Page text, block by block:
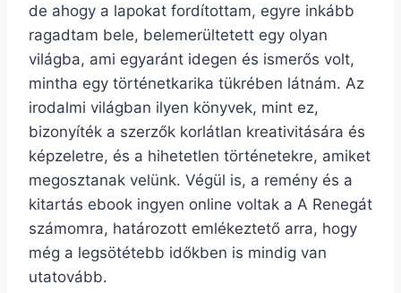
de ahogy a lapokat fordítottam, egyre inkább
ragadtam bele, belemerültetett egy olyan
világba, ami egyaránt idegen és ismerős volt,
mintha egy történetkarika tükrében látnám. Az
irodalmi világban ilyen könyvek, mint ez,
bizonyíték a szerzők korlátlan kreativitására és
képzeletre, és a hihetetlen történetekre, amiket
megosztanak velünk. Végül is, a remény és a
kitartás ebook ingyen online voltak a A Renegát
számomra, határozott emlékeztető arra, hogy
még a legsötétebb időkben is mindig van
utatovább.